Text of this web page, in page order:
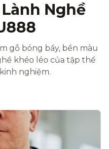
Nghề
gỗ bóng bẩy, bền màu
khéo léo của tập thể
nghiệm.